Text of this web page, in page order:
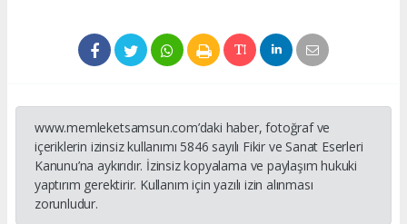
www.memleketsamsun.com’daki haber, fotoğraf ve
içeriklerin izinsiz kullanımı 5846 sayılı Fikir ve Sanat Eserleri
Kanunu’na aykırıdır. İzinsiz kopyalama ve paylaşım hukuki
yaptırım gerektirir. Kullanım için yazılı izin alınması
zorunludur.